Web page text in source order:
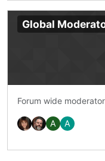
Global
Forum wide
A A